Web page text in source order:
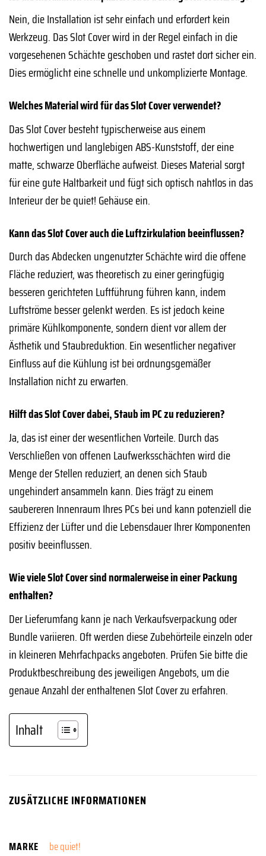
Nein, die Installation ist sehr einfach und erfordert kein
Werkzeug. Das Slot Cover wird in der Regel einfach in die
vorgesehenen Schächte geschoben und rastet dort sicher ein.
Dies ermöglicht eine schnelle und unkomplizierte Montage.
Welches Material wird für das Slot Cover verwendet?
Das Slot Cover besteht typischerweise aus einem
hochwertigen und langlebigen ABS-Kunststoff, der eine
matte, schwarze Oberfläche aufweist. Dieses Material sorgt
für eine gute Haltbarkeit und fügt sich optisch nahtlos in das
Interieur der be quiet! Gehäuse ein.
Kann das Slot Cover auch die Luftzirkulation beeinflussen?
Durch das Abdecken ungenutzter Schächte wird die offene
Fläche reduziert, was theoretisch zu einer geringfügig
besseren gerichteten Luftführung führen kann, indem
Luftströme besser gelenkt werden. Es ist jedoch keine
primäre Kühlkomponente, sondern dient vor allem der
Ästhetik und Staubreduktion. Ein wesentlicher negativer
Einfluss auf die Kühlung ist bei ordnungsgemäßer
Installation nicht zu erwarten.
Hilft das Slot Cover dabei, Staub im PC zu reduzieren?
Ja, das ist einer der wesentlichen Vorteile. Durch das
Verschließen von offenen Laufwerksschächten wird die
Menge der Stellen reduziert, an denen sich Staub
ungehindert ansammeln kann. Dies trägt zu einem
saubereren Innenraum Ihres PCs bei und kann potenziell die
Effizienz der Lüfter und die Lebensdauer Ihrer Komponenten
positiv beeinflussen.
Wie viele Slot Cover sind normalerweise in einer Packung
enthalten?
Der Lieferumfang kann je nach Verkaufsverpackung oder
Bundle variieren. Oft werden diese Zubehörteile einzeln oder
in kleineren Mehrfachpacks angeboten. Prüfen Sie bitte die
Produktbeschreibung des jeweiligen Angebots, um die
genaue Anzahl der enthaltenen Slot Cover zu erfahren.
Inhalt
ZUSÄTZLICHE INFORMATIONEN
MARKE be quiet!